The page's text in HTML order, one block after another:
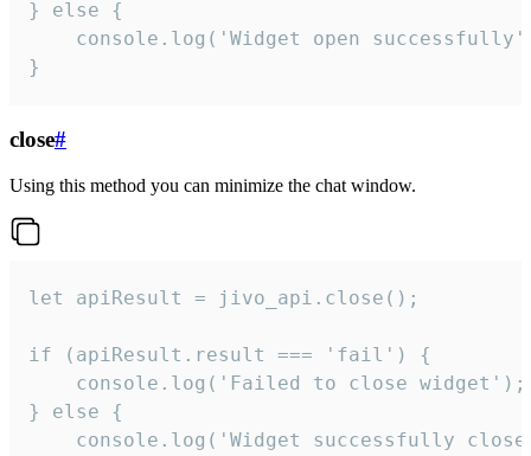
} else {
console.log('Widget open
}
close#
Using this method you can minimize the chat window.
let apiResult = jivo_api.close();
if (apiResult.result === 'fail') {
    console.log('Failed to close widget');
} else {
console.log('Widget successfully